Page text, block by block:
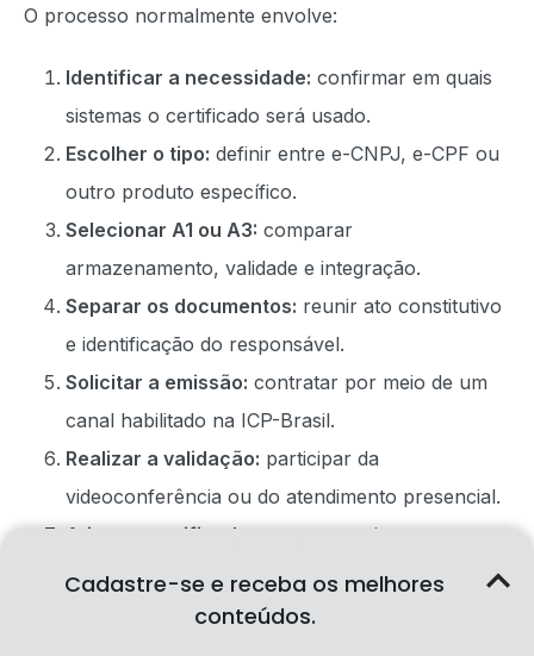
O processo normalmente envolve:
Identificar a necessidade: confirmar em quais
sistemas o certificado será usado.
Escolher o tipo: definir entre e-CNPJ, e-CPF ou
outro produto específico.
Selecionar A1 ou A3: comparar
armazenamento, validade e integração.
Separar os documentos: reunir ato constitutivo
e identificação do responsável.
Solicitar a emissão: contratar por meio de um
canal habilitado na ICP-Brasil.
Realizar a validação: participar da
videoconferência ou do atendimento presencial.
Ativar o certificado:
gerar o arquivo ou
configurar a mídia contratada.
Instalar ou parametrizar:configurar nos
Cadastre-se e receba os melhores
conteúdos.